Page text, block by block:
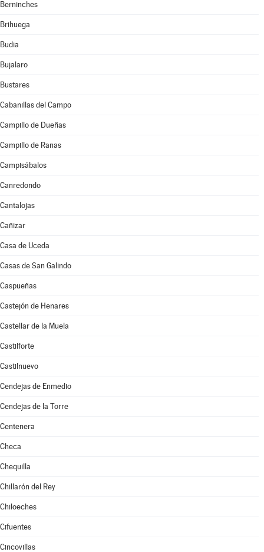
Berninches
Brihuega
Budia
Bujalaro
Bustares
Cabanillas del Campo
Campillo de Dueñas
Campillo de Ranas
Campisábalos
Canredondo
Cantalojas
Cañizar
Casa de Uceda
Casas de San Galindo
Caspueñas
Castejón de Henares
Castellar de la Muela
Castilforte
Castilnuevo
Cendejas de Enmedio
Cendejas de la Torre
Centenera
Checa
Chequilla
Chillarón del Rey
Chiloeches
Cifuentes
Cincovillas